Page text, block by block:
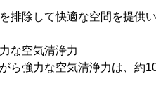
排除して快適な空間を提供い
な空気清浄力
ら強力な空気清浄力は、約